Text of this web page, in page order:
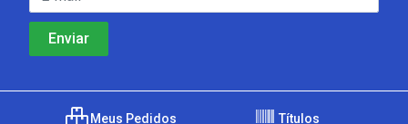
Meus Pedidos Títulos